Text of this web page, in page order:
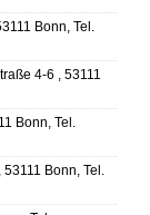
Bonn, Tel.
4-6 , 53111
Bonn, Tel.
Bonn, Tel.